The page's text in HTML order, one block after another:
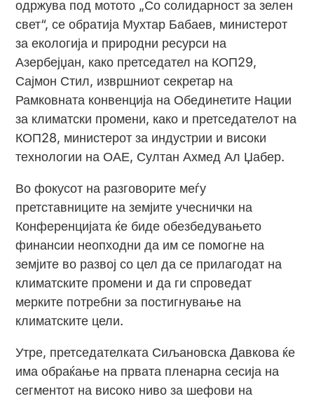
одржува под мотото „Со солидарност за зелен
свет“, се обратија Мухтар Бабаев, министерот
за екологија и природни ресурси на
Азербејџан, како претседател на КОП29,
Сајмон Стил, извршниот секретар на
Рамковната конвенција на Обединетите Нации
за климатски промени, како и претседателoт на
КОП28, министерот за индустрии и високи
технологии на ОАЕ, Султан Ахмед Ал Џабер.
Во фокусот на разговорите меѓу
претставниците на земјите учеснички на
Конференцијата ќе биде обезбедувањето
финансии неопходни да им се помогне на
земјите во развој со цел да се прилагодат на
климатските промени и да ги спроведат
мерките потребни за постигнување на
климатските цели.
Утре, претседателката Сиљановска Давкова ќе
има обраќање на првата пленарна сесија на
сегментот на високо ниво за шефови на